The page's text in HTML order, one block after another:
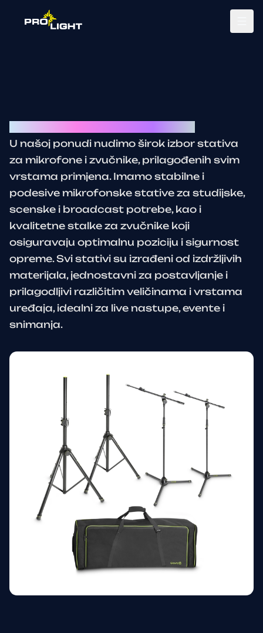
U našoj ponudi nudimo širok izbor stativa
za mikrofone i zvučnike, prilagođenih svim
vrstama primjena. Imamo stabilne i
podesive mikrofonske stative za studijske,
scenske i broadcast potrebe, kao i
kvalitetne stalke za zvučnike koji
osiguravaju optimalnu poziciju i sigurnost
opreme. Svi stativi su izrađeni od izdržljivih
materijala, jednostavni za postavljanje i
prilagodljivi različitim veličinama i vrstama
uređaja, idealni za live nastupe, evente i
snimanja.